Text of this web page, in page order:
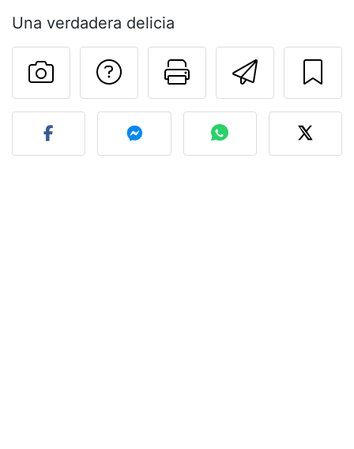
Una verdadera delicia
Imprimir
Preguntar al autor
Publicar la foto de esta